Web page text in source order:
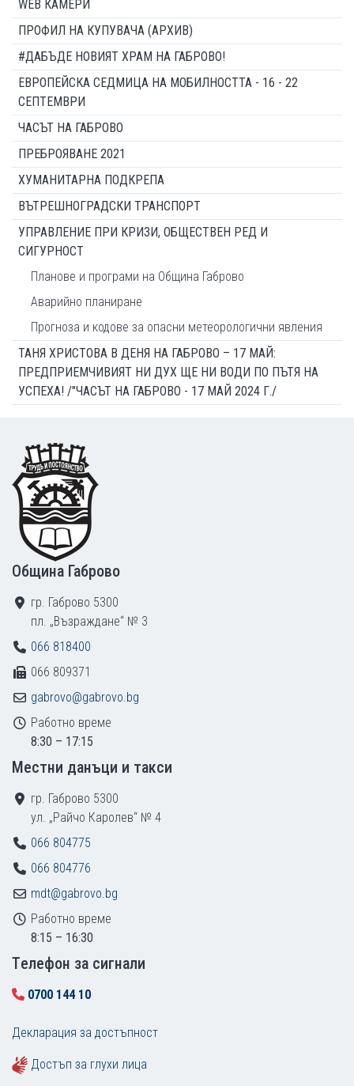
WEB КАМЕРИ
ПРОФИЛ НА КУПУВАЧА (АРХИВ)
#ДАБЪДЕ НОВИЯТ ХРАМ НА ГАБРОВО!
ЕВРОПЕЙСКА СЕДМИЦА НА МОБИЛНОСТТА - 16 - 22
СЕПТЕМВРИ
ЧАСЪТ НА ГАБРОВО
ПРЕБРОЯВАНЕ 2021
ХУМАНИТАРНА ПОДКРЕПА
ВЪТРЕШНОГРАДСКИ ТРАНСПОРТ
УПРАВЛЕНИЕ ПРИ КРИЗИ, ОБЩЕСТВЕН РЕД И
СИГУРНОСТ
Планове и програми на Община Габрово
Аварийно планиране
Прогноза и кодове за опасни метеорологични явления
ТАНЯ ХРИСТОВА В ДЕНЯ НА ГАБРОВО – 17 МАЙ:
ПРЕДПРИЕМЧИВИЯТ НИ ДУХ ЩЕ НИ ВОДИ ПО ПЪТЯ НА
УСПЕХА! /"ЧАСЪТ НА ГАБРОВО - 17 МАЙ 2024 Г./
Footer
Община Габрово
гр. Габрово 5300
пл. „Възраждане“ № 3
066 818400
066 809371
gabrovo@gabrovo.bg
Работно време
8:30 – 17:15
Местни данъци и такси
гр. Габрово 5300
ул. „Райчо Каролев“ № 4
066 804775
066 804776
mdt@gabrovo.bg
Работно време
8:15 – 16:30
Tелефон за сигнали
0700 144 10
Декларация за достъпност
Достъп за глухи лица